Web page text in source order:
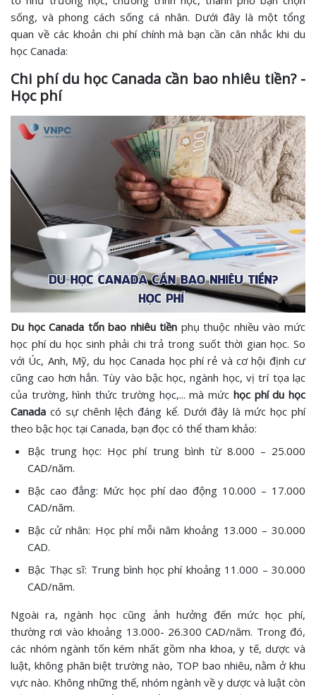
sống, và phong cách sống cá nhân. Dưới đây là một tổng
quan về các khoản chi phí chính mà bạn cần cân nhắc khi du
học Canada:
Chi phí du học Canada cần bao nhiêu tiền? -
Học phí
Du học Canada tốn bao nhiêu tiền phụ thuộc nhiều vào mức
học phí du học sinh phải chi trả trong suốt thời gian học. So
với Úc, Anh, Mỹ, du học Canada học phí rẻ và cơ hội định cư
cũng cao hơn hẳn. Tùy vào bậc học, ngành học, vị trí tọa lạc
của trường, hình thức trường học,... mà mức học phí du học
Canadacó sự chênh lệch đáng kể. Dưới đây là mức học phí
theo bậc học tại Canada, bạn đọc có thể tham khảo:
Bậc trung học: Học phí trung bình từ 8.000 – 25.000
CAD/năm.
Bậc cao đẳng: Mức học phí dao động 10.000 – 17.000
CAD/năm.
Bậc cử nhân: Học phí mỗi năm khoảng 13.000 – 30.000
CAD.
Bậc Thạc sĩ: Trung bình học phí khoảng 11.000 – 30.000
CAD/năm.
Ngoài ra, ngành học cũng ảnh hưởng đến mức học phí,
thường rơi vào khoảng 13.000- 26.300 CAD/năm. Trong đó,
các nhóm ngành tốn kém nhất gồm nha khoa, y tế, dược và
luật, không phân biệt trường nào, TOP bao nhiêu, nằm ở khu
vực nào. Không những thế, nhóm ngành về y dược và luật còn